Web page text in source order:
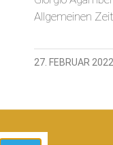
Allgemeinen
27. FEBRUAR 2022